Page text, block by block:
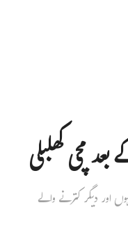
مچی کھلبلی
اور دیگر کترنے والے